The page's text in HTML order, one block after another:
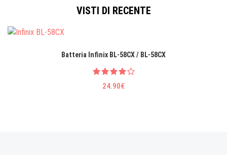
VISTI DI RECENTE
Batteria Infinix BL-58CX / BL-58CX
24.90€